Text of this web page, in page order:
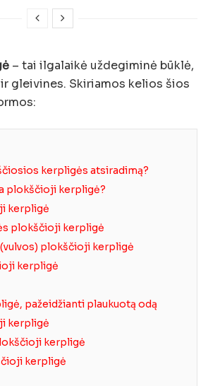
– tai ilgalaikė uždegiminė būklė,
gleivines. Skiriamos kelios šios
kerpligės atsiradimą?
plokščioji kerpligė?
kerpligė
plokščioji kerpligė
plokščioji kerpligė
kerpligė
pažeidžianti plaukuotą odą
kerpligė
kerpligė
kerpligė